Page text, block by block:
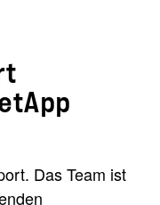
Das Team ist